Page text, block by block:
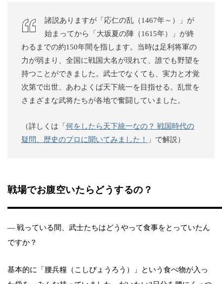
諸説ありますが「応仁の乱（1467年～）」が
始まってから「大坂夏の陣（1615年）」が終
わるまでの約150年間を指します。当時は足利将軍の
力が弱まり、全国に戦国大名が現れて、誰でも野望を
持つことができました。武士でなくても、実力と才覚
次第で出世、あわよくば天下統一を目指せる。乱世を
さまざまな武将たちが各地で奮闘していました。
（詳しくは「 何をしたら天下統一なの？ 戦国時代の
疑問、歴史のプロに聞いてみました！
」で解説）
戦場でお腹空いたらどうするの？
― 戦っている間、武士たちはどうやって食事をとっていたん
ですか？
基本的に「腰兵糧（こしびょうろう）」という食べ物が入っ